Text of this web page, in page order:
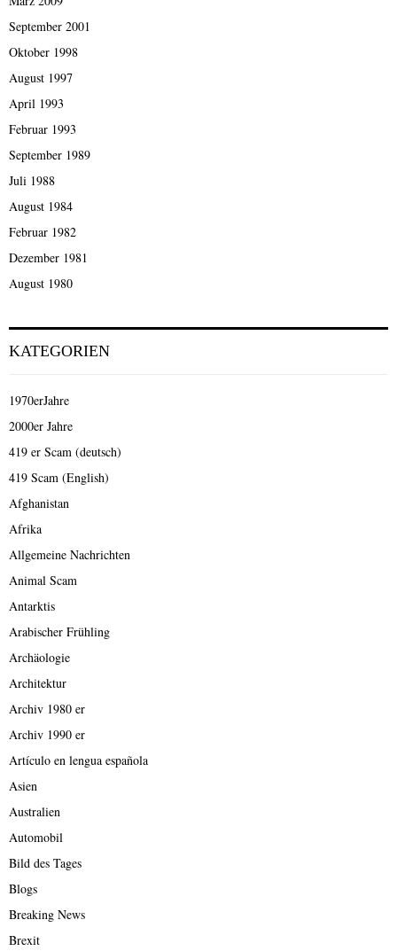
September 2001
Oktober 1998
August 1997
April 1993
Februar 1993
September 1989
Juli 1988
August 1984
Februar 1982
Dezember 1981
August 1980
KATEGORIEN
1970erJahre
2000er Jahre
419 er Scam (deutsch)
419 Scam (English)
Afghanistan
Afrika
Allgemeine Nachrichten
Animal Scam
Antarktis
Arabischer Frühling
Archäologie
Architektur
Archiv 1980 er
Archiv 1990 er
Artículo en lengua española
Asien
Australien
Automobil
Bild des Tages
Blogs
Breaking News
Brexit